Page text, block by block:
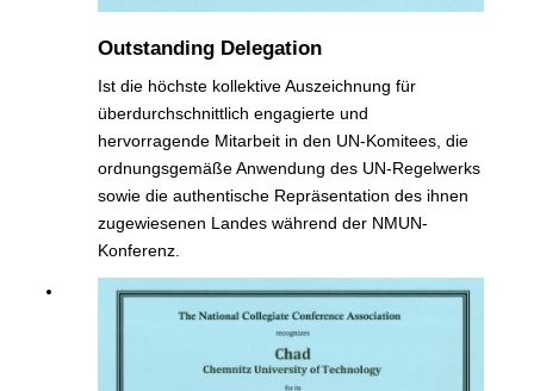
Outstanding Delegation
Ist die höchste kollektive Auszeichnung für
überdurchschnittlich engagierte und
hervorragende Mitarbeit in den UN-Komitees, die
ordnungsgemäße Anwendung des UN-Regelwerks
sowie die authentische Repräsentation des ihnen
zugewiesenen Landes während der NMUN-
Konferenz.